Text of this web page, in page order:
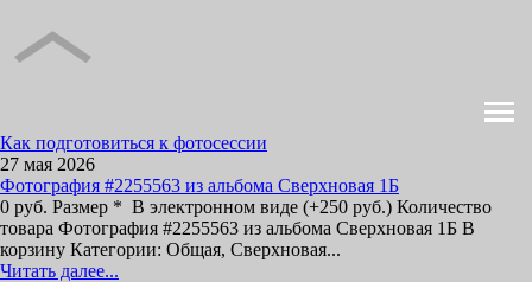
Как подготовиться к фотосессии
27 мая 2026
Фотография #2255563 из альбома Сверхновая 1Б
0 руб. Размер * В электронном виде (+250 руб.) Количество
товара Фотография #2255563 из альбома Сверхновая 1Б В
корзину Категории: Общая, Сверхновая...
Читать далее...